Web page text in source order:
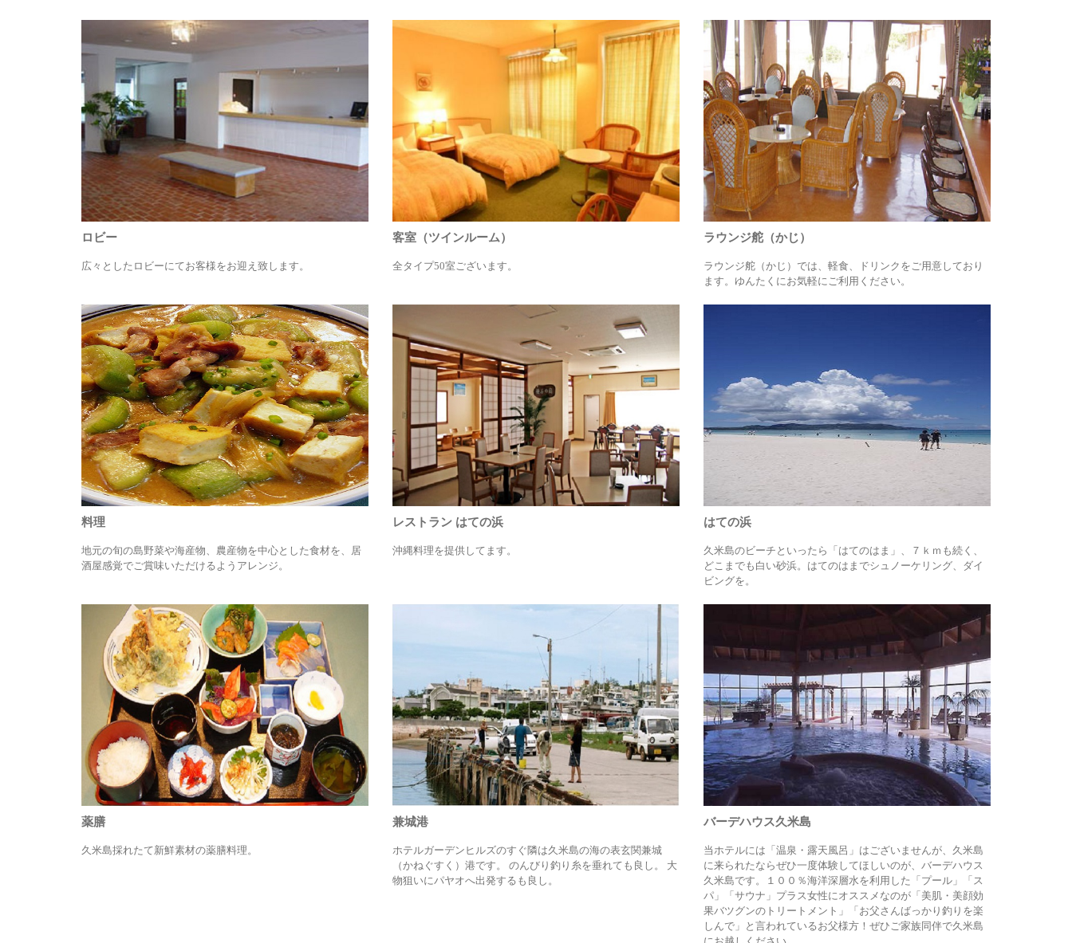
ロビー
広々としたロビーにてお客様をお迎え致します。
客室（ツインルーム）
全タイプ50室ございます。
ラウンジ舵（かじ）
ラウンジ舵（かじ）では、軽食、ドリンクをご用意しており
ます。ゆんたくにお気軽にご利用ください。
料理
地元の旬の島野菜や海産物、農産物を中心とした食材を、居
酒屋感覚でご賞味いただけるようアレンジ。
レストラン はての浜
沖縄料理を提供してます。
はての浜
久米島のビーチといったら「はてのはま」、７ｋｍも続く、
どこまでも白い砂浜。はてのはまでシュノーケリング、ダイ
ビングを。
薬膳
久米島採れたて新鮮素材の薬膳料理。
兼城港
ホテルガーデンヒルズのすぐ隣は久米島の海の表玄関兼城
（かねぐすく）港です。 のんびり釣り糸を垂れても良し。 大
物狙いにパヤオへ出発するも良し。
バーデハウス久米島
当ホテルには「温泉・露天風呂」はございませんが、久米島
に来られたならぜひ一度体験してほしいのが、バーデハウス
久米島です。１００％海洋深層水を利用した「プール」「ス
パ」「サウナ」プラス女性にオススメなのが「美肌・美顔効
果バツグンのトリートメント」「お父さんばっかり釣りを楽
しんで」と言われているお父様方！ぜひご家族同伴で久米島